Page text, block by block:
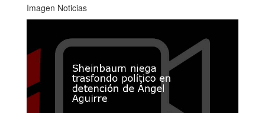
Imagen Noticias